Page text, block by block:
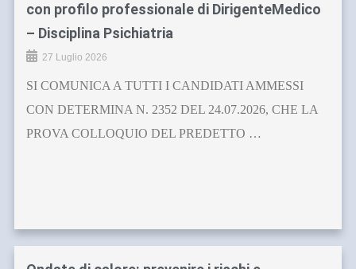
con profilo professionale di DirigenteMedico
– Disciplina Psichiatria
27 Luglio 2026
SI COMUNICA A TUTTI I CANDIDATI AMMESSI
CON DETERMINA N. 2352 DEL 24.07.2026, CHE LA
PROVA COLLOQUIO DEL PREDETTO …